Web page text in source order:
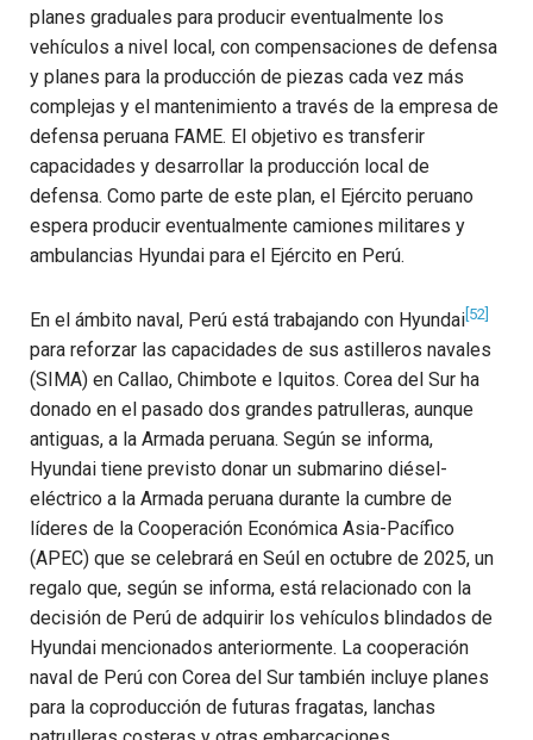
planes graduales para producir eventualmente los
vehículos a nivel local, con compensaciones de defensa
y planes para la producción de piezas cada vez más
complejas y el mantenimiento a través de la empresa de
defensa peruana FAME. El objetivo es transferir
capacidades y desarrollar la producción local de
defensa. Como parte de este plan, el Ejército peruano
espera producir eventualmente camiones militares y
ambulancias Hyundai para el Ejército en Perú.
En el ámbito naval, Perú está trabajando con Hyundai [52]
para reforzar las capacidades de sus astilleros navales
(SIMA) en Callao, Chimbote e Iquitos. Corea del Sur ha
donado en el pasado dos grandes patrulleras, aunque
antiguas, a la Armada peruana. Según se informa,
Hyundai tiene previsto donar un submarino diésel-
eléctrico a la Armada peruana durante la cumbre de
líderes de la Cooperación Económica Asia-Pacífico
(APEC) que se celebrará en Seúl en octubre de 2025, un
regalo que, según se informa, está relacionado con la
decisión de Perú de adquirir los vehículos blindados de
Hyundai mencionados anteriormente. La cooperación
naval de Perú con Corea del Sur también incluye planes
para la coproducción de futuras fragatas, lanchas